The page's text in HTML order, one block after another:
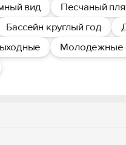
вид
Песчаный
Бассейн круглый год
Молодежные